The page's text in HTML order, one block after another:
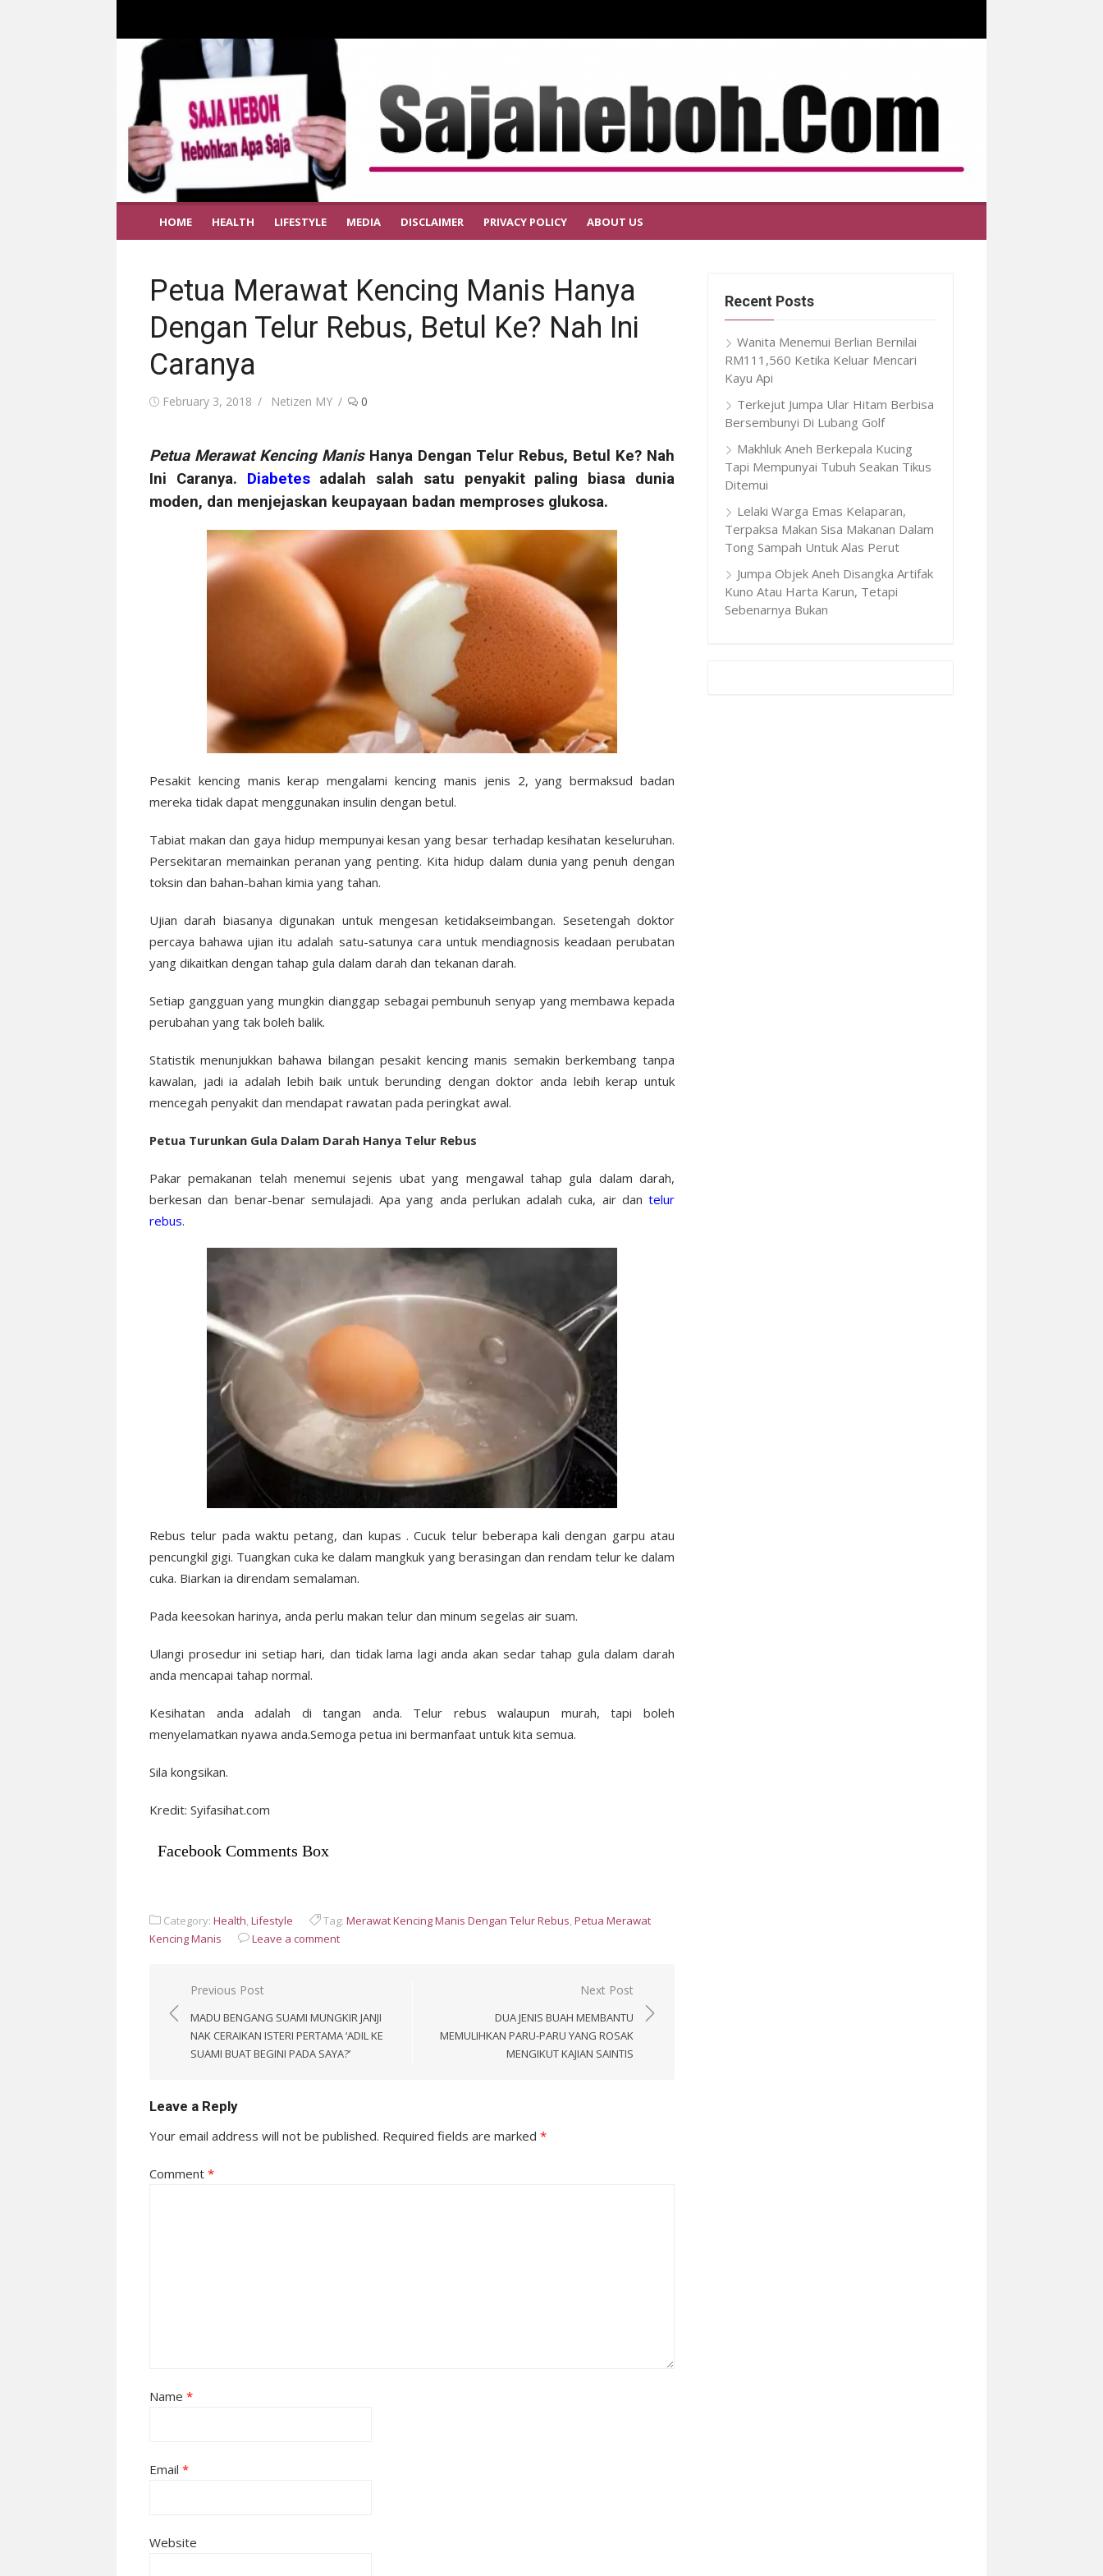
HOME HEALTH LIFESTYLE MEDIA DISCLAIMER PRIVACY POLICY ABOUT US
Petua Merawat Kencing Manis Hanya
Dengan Telur Rebus, Betul Ke? Nah Ini
Caranya
Posted
February 3, 2018 Author
Netizen MY 0
Petua Merawat Kencing Manis Hanya Dengan Telur Rebus, Betul Ke? Nah
Ini Caranya. Diabetesadalah salah satu penyakit paling biasa dunia
moden, dan menjejaskan keupayaan badan memproses glukosa.
Pesakit kencing manis kerap mengalami kencing manis jenis 2, yang bermaksud badan
mereka tidak dapat menggunakan insulin dengan betul.
Tabiat makan dan gaya hidup mempunyai kesan yang besar terhadap kesihatan keseluruhan.
Persekitaran memainkan peranan yang penting. Kita hidup dalam dunia yang penuh dengan
toksin dan bahan-bahan kimia yang tahan.
Ujian darah biasanya digunakan untuk mengesan ketidakseimbangan. Sesetengah doktor
percaya bahawa ujian itu adalah satu-satunya cara untuk mendiagnosis keadaan perubatan
yang dikaitkan dengan tahap gula dalam darah dan tekanan darah.
Setiap gangguan yang mungkin dianggap sebagai pembunuh senyap yang membawa kepada
perubahan yang tak boleh balik.
Statistik menunjukkan bahawa bilangan pesakit kencing manis semakin berkembang tanpa
kawalan, jadi ia adalah lebih baik untuk berunding dengan doktor anda lebih kerap untuk
mencegah penyakit dan mendapat rawatan pada peringkat awal.
Petua Turunkan Gula Dalam Darah Hanya Telur Rebus
Pakar pemakanan telah menemui sejenis ubat yang mengawal tahap gula dalam darah,
berkesan dan benar-benar semulajadi. Apa yang anda perlukan adalah cuka, air dan telur
rebus.
Rebus telur pada waktu petang, dan kupas . Cucuk telur beberapa kali dengan garpu atau
pencungkil gigi. Tuangkan cuka ke dalam mangkuk yang berasingan dan rendam telur ke dalam
cuka. Biarkan ia direndam semalaman.
Pada keesokan harinya, anda perlu makan telur dan minum segelas air suam.
Ulangi prosedur ini setiap hari, dan tidak lama lagi anda akan sedar tahap gula dalam darah
anda mencapai tahap normal.
Kesihatan anda adalah di tangan anda. Telur rebus walaupun murah, tapi boleh
menyelamatkan nyawa anda.Semoga petua ini bermanfaat untuk kita semua.
Sila kongsikan.
Kredit: Syifasihat.com
Facebook Comments Box
Category: Health,Lifestyle Tag: Merawat Kencing Manis Dengan Telur Rebus,Petua Merawat
Kencing Manis
Leave a comment
Post
navigation
Previous Post
MADU BENGANG SUAMI MUNGKIR JANJI
NAK CERAIKAN ISTERI PERTAMA ‘ADIL KE
SUAMI BUAT BEGINI PADA SAYA?’
Next Post
DUA JENIS BUAH MEMBANTU
MEMULIHKAN PARU-PARU YANG ROSAK
MENGIKUT KAJIAN SAINTIS
Leave a Reply
Your email address will not be published. Required fields are marked *
Comment *
Name *
Email *
Website
Recent Posts
Wanita Menemui Berlian Bernilai
RM111,560 Ketika Keluar Mencari
Kayu Api
Terkejut Jumpa Ular Hitam Berbisa
Bersembunyi Di Lubang Golf
Makhluk Aneh Berkepala Kucing
Tapi Mempunyai Tubuh Seakan Tikus
Ditemui
Lelaki Warga Emas Kelaparan,
Terpaksa Makan Sisa Makanan Dalam
Tong Sampah Untuk Alas Perut
Jumpa Objek Aneh Disangka Artifak
Kuno Atau Harta Karun, Tetapi
Sebenarnya Bukan